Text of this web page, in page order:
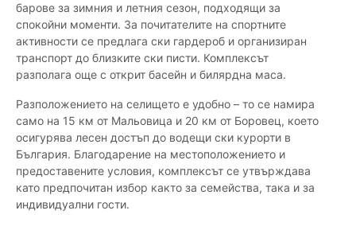
барове за зимния и летния сезон, подходящи за
спокойни моменти. За почитателите на спортните
активности се предлага ски гардероб и организиран
транспорт до близките ски писти. Комплексът
разполага още с открит басейн и билярдна маса.
Разположението на селището е удобно – то се намира
само на 15 км от Мальовица и 20 км от Боровец, което
осигурява лесен достъп до водещи ски курорти в
България. Благодарение на местоположението и
предоставените условия, комплексът се утвърждава
като предпочитан избор както за семейства, така и за
индивидуални гости.